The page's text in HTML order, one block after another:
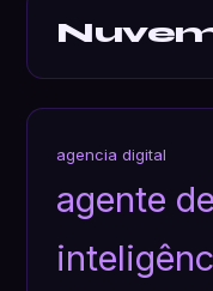
agencia digital
agente